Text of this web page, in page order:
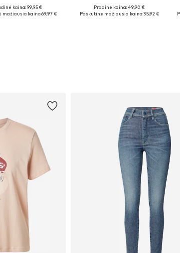
daugybė dydžių
kaina: 99,95 €
mažiausia kaina:69,97 €
Pradinė kaina: 49,90 €
Paskutinė mažiausia kaina:35,92 €